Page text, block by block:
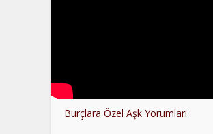
Burçlara Özel Aşk Yorumları